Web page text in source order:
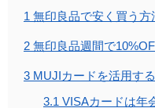
1 無印良品で安く買う方
2 無印良品週間で
3 MUJIカードを活用する
3.1 VISAカードは年